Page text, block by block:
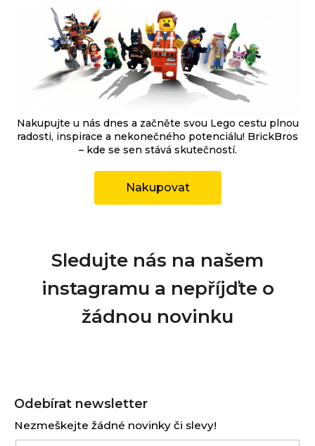
Nakupujte u nás dnes a začněte svou Lego cestu plnou
radosti, inspirace a nekonečného potenciálu! BrickBros
– kde se sen stává skutečností.
Nakupovat
Sledujte nás na našem
instagramu a nepříjďte o
žádnou novinku
Odebírat newsletter
Nezmeškejte žádné novinky či slevy!